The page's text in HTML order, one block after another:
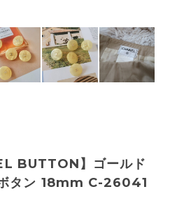
BUTTON】ゴールド
タン 18mm C-26041